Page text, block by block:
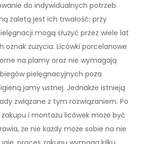
do indywidualnych potrzeb
zaletą jest ich trwałość; przy
mogą służyć przez wiele lat
oznak zużycia. Licówki porcelanowe
na plamy oraz nie wymagają
pielęgnacyjnych poza
jamy ustnej. Jednakże istnieją
związane z tym rozwiązaniem. Po
zakupu i montażu licówek może być
że nie każdy może sobie na nie